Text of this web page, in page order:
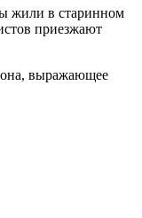
жили в старинном
приезжают
выражающее